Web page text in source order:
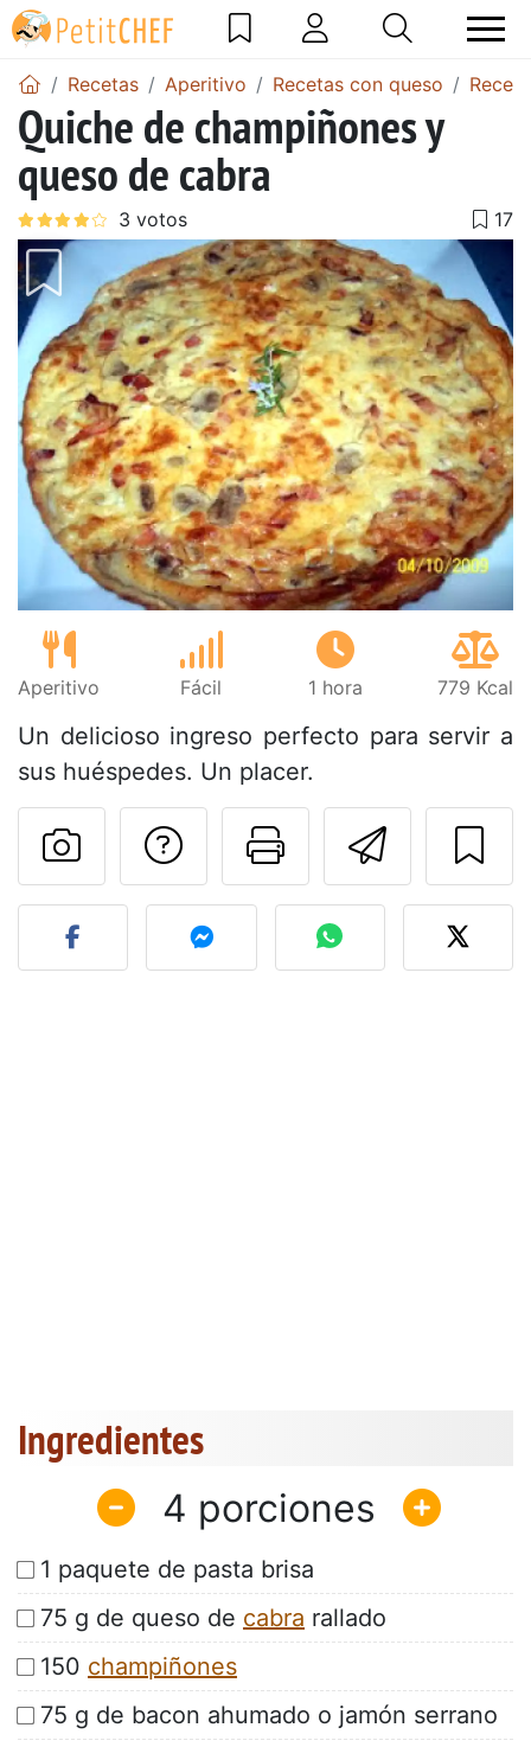
Recetas Aperitivo Recetas con queso
Quiche de champiñones y
queso de cabra
Aperitivo Fácil 1 hora 779 Kcal
Un delicioso ingreso perfecto para servir a
sus huéspedes. Un placer.
Imprimir
Preguntar al autor
Publicar la foto de esta
Ingredientes
4
1 paquete de pasta brisa
75 g de queso de cabra rallado
150 champiñones
75 g de bacon ahumado o jamón serrano